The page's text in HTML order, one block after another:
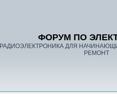
ФОРУМ ПО
РАДИОЭЛЕКТРОНИКА ДЛЯ
РЕМОНТ